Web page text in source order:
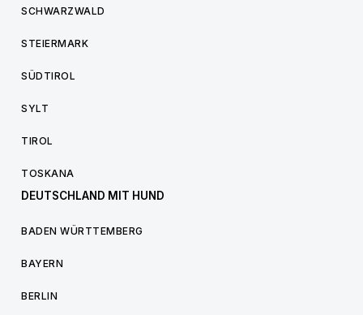
SCHWARZWALD
STEIERMARK
SÜDTIROL
SYLT
TIROL
TOSKANA
DEUTSCHLAND MIT HUND
BADEN WÜRTTEMBERG
BAYERN
BERLIN